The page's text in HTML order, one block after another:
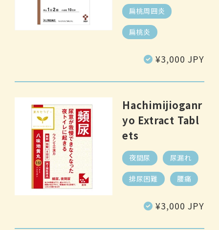
扁桃周囲炎
扁桃炎
Regular
¥3,000 JPY
Hachimijioganr
yo Extract Tabl
ets
夜間尿 尿漏れ
排尿困難 腰痛
Regular
¥3,000 JPY